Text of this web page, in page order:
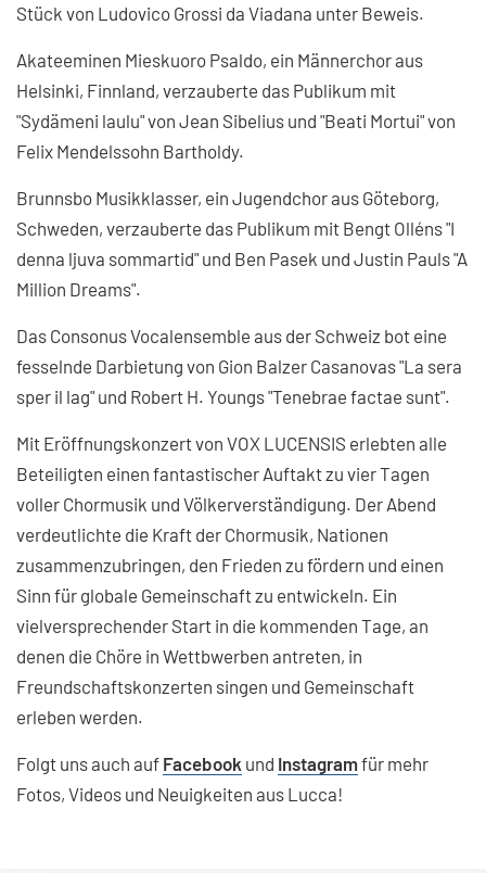
Stück von Ludovico Grossi da Viadana unter Beweis.
Akateeminen Mieskuoro Psaldo, ein Männerchor aus
Helsinki, Finnland, verzauberte das Publikum mit
"Sydämeni laulu" von Jean Sibelius und "Beati Mortui" von
Felix Mendelssohn Bartholdy.
Brunnsbo Musikklasser, ein Jugendchor aus Göteborg,
Schweden, verzauberte das Publikum mit Bengt Olléns "I
denna ljuva sommartid" und Ben Pasek und Justin Pauls "A
Million Dreams".
Das Consonus Vocalensemble aus der Schweiz bot eine
fesselnde Darbietung von Gion Balzer Casanovas "La sera
sper il lag" und Robert H. Youngs "Tenebrae factae sunt".
Mit Eröffnungskonzert von VOX LUCENSIS erlebten alle
Beteiligten einen fantastischer Auftakt zu vier Tagen
voller Chormusik und Völkerverständigung. Der Abend
verdeutlichte die Kraft der Chormusik, Nationen
zusammenzubringen, den Frieden zu fördern und einen
Sinn für globale Gemeinschaft zu entwickeln. Ein
vielversprechender Start in die kommenden Tage, an
denen die Chöre in Wettbwerben antreten, in
Freundschaftskonzerten singen und Gemeinschaft
erleben werden.
Folgt uns auch auf Facebook und Instagramfür mehr
Fotos, Videos und Neuigkeiten aus Lucca!